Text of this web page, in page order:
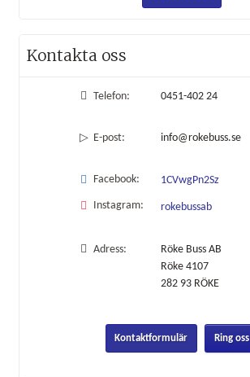
Kontakta oss
Telefon: 0451-402 24
E-post: info@rokebuss.se
Facebook: 1CVwgPn2Sz
Instagram: rokebussab
Adress:
Röke Buss AB
Röke 4107
282 93 RÖKE
Kontaktformulär Ring oss